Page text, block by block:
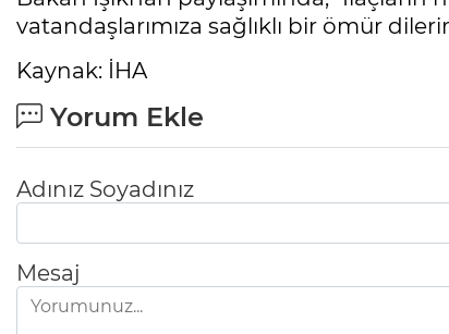
vatandaşlarımıza sağlıklı bir ömür
Kaynak: İHA
Yorum Ekle
Adınız Soyadınız
Mesaj